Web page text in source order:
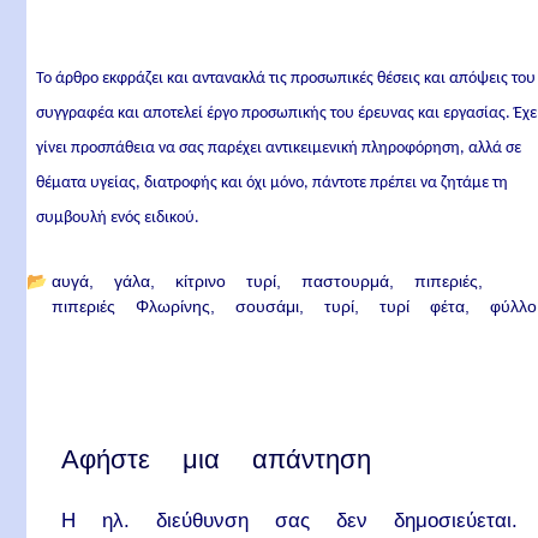
Το άρθρο εκφράζει και αντανακλά τις προσωπικές θέσεις και απόψεις του
συγγραφέα και αποτελεί έργο προσωπικής του έρευνας και εργασίας.
γίνει προσπάθεια να σας παρέχει αντικειμενική πληροφόρηση, αλλά σε
θέματα υγείας, διατροφής και όχι μόνο, πάντοτε πρέπει να ζητάμε τη
συμβουλή ενός ειδικού.
📂 αυγά γάλα κίτρινο τυρί παστουρμά
πιπεριές
πιπεριές Φλωρίνης
σουσάμι τυρί τυρί φέτα φύλλο
Αφήστε μια απάντηση
Η ηλ. διεύθυνση σας δεν δημοσιεύεται.